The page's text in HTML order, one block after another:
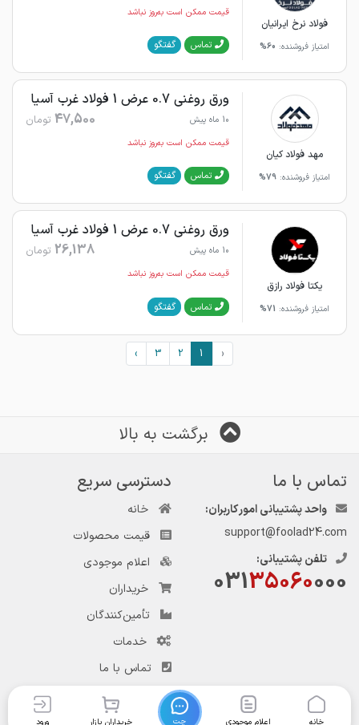
فولاد نرخ ایرانیان
امتیاز فروشنده: 60%
قیمت ممکن است به‌روز نباشد
تماس گفتگو
مهد فولاد کیان
امتیاز فروشنده: 79%
ورق روغنی 0.7 عرض 1 فولاد غرب آسیا
10 ماه پیش 47,500 تومان
قیمت ممکن است به‌روز نباشد
تماس گفتگو
یکتا فولاد رازق
امتیاز فروشنده: 71%
ورق روغنی 0.7 عرض 1 فولاد غرب آسیا
10 ماه پیش 26,138 تومان
قیمت ممکن است به‌روز نباشد
تماس گفتگو
‹
1
2
3
›
برگشت به بالا
تماس با ما
واحد پشتیبانی امور کاربران:
support@foolad24.com
تلفن پشتیبانی:
03135060000
دسترسی سریع
خانه
قیمت محصولات
اعلام موجودی
خریداران
تأمین‌کنندگان
خدمات
تماس با ما
خانه اعلام موجودی چت خریداران بازار ورود